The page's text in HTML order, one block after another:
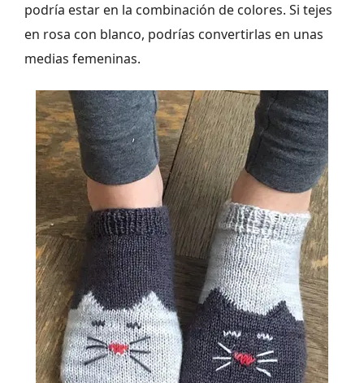
podría estar en la combinación de colores. Si tejes
en rosa con blanco, podrías convertirlas en unas
medias femeninas.